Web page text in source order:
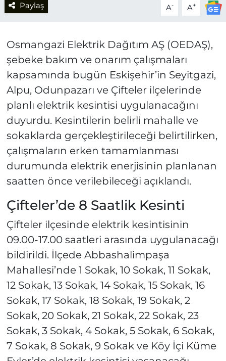
Paylaş A- A+
Osmangazi Elektrik Dağıtım AŞ (OEDAŞ),
şebeke bakım ve onarım çalışmaları
kapsamında bugün Eskişehir’in Seyitgazi,
Alpu, Odunpazarı ve Çifteler ilçelerinde
planlı elektrik kesintisi uygulanacağını
duyurdu. Kesintilerin belirli mahalle ve
sokaklarda gerçekleştirileceği belirtilirken,
çalışmaların erken tamamlanması
durumunda elektrik enerjisinin planlanan
saatten önce verilebileceği açıklandı.
Çifteler’de 8 Saatlik Kesinti
Çifteler ilçesinde elektrik kesintisinin
09.00-17.00 saatleri arasında uygulanacağı
bildirildi. İlçede Abbashalimpaşa
Mahallesi’nde 1 Sokak, 10 Sokak, 11 Sokak,
12 Sokak, 13 Sokak, 14 Sokak, 15 Sokak, 16
Sokak, 17 Sokak, 18 Sokak, 19 Sokak, 2
Sokak, 20 Sokak, 21 Sokak, 22 Sokak, 23
Sokak, 3 Sokak, 4 Sokak, 5 Sokak, 6 Sokak,
7 Sokak, 8 Sokak, 9 Sokak ve Köy İçi Küme